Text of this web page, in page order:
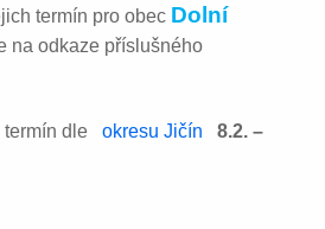
termín pro obec Dolní
na odkaze příslušného
termín dle okresu Jičín
8.2. –